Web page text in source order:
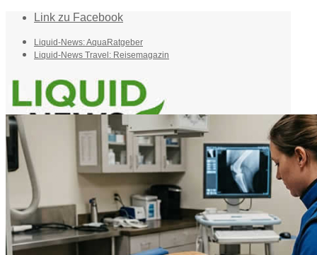
Link zu Facebook
Liquid-News: AquaRatgeber
Liquid-News Travel: Reisemagazin
Suche